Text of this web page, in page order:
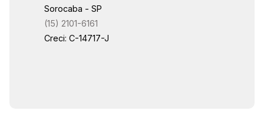
Sorocaba - SP
(15) 2101-6161
Creci: C-14717-J